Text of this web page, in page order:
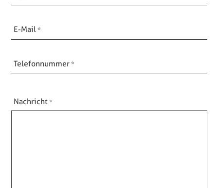
E-Mail
Telefonnummer
Nachricht